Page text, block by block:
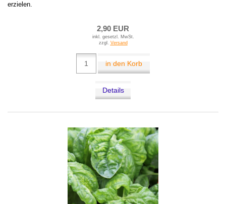
erzielen.
2,90 EUR
inkl. gesetzl. MwSt.
zzgl. Versand
in den Korb
Details